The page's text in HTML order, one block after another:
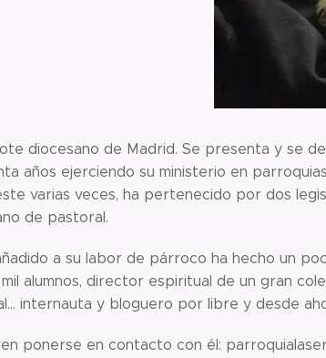
diocesano de Madrid. Se presenta y se
años ejerciendo su ministerio en
varias veces, ha pertenecido por dos
de pastoral.
a su labor de párroco ha hecho un
alumnos, director espiritual de un gran
internauta y bloguero por libre y desde
ponerse en contacto con él: